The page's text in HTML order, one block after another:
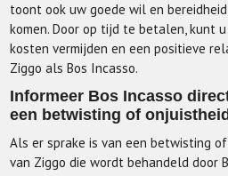
toont ook uw goede wil en
komen. Door op tijd te betalen, kunt
kosten vermijden en een positieve
Ziggo als Bos Incasso.
Informeer Bos Incasso
een betwisting of
Als er sprake is van een betwisting
van Ziggo die wordt behandeld door